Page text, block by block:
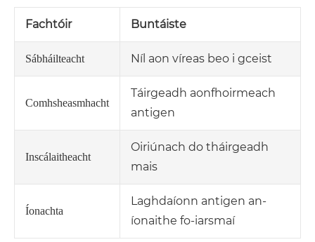
Fachtóir Buntáiste
Sábháilteacht Níl aon víreas beo i gceist
Comhsheasmhacht
Táirgeadh aonfhoirmeach
antigen
Inscálaitheacht
Oiriúnach do tháirgeadh
mais
Íonachta
Laghdaíonn antigen an-
íonaithe fo-iarsmaí